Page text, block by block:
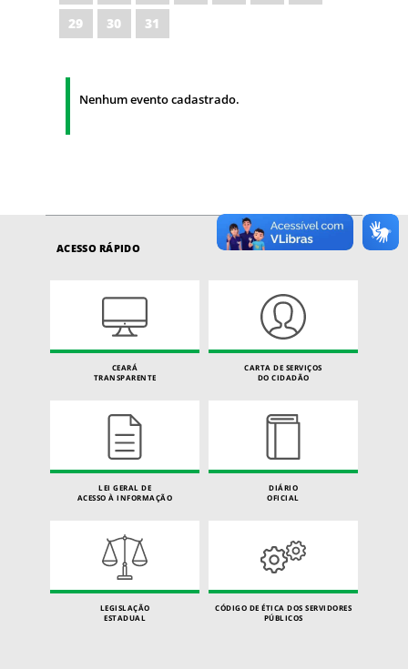
29
30 31
Nenhum evento cadastrado.
ACESSO RÁPIDO
CEARÁ
TRANSPARENTE
CARTA DE SERVIÇOS
DO CIDADÃO
LEI GERAL DE
ACESSO À INFORMAÇÃO
DIÁRIO
OFICIAL
LEGISLAÇÃO
ESTADUAL
CÓDIGO DE ÉTICA DOS SERVIDORES
PÚBLICOS